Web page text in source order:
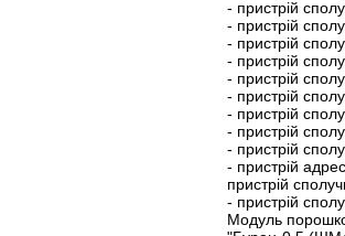
- пристрій
- пристрій
- пристрій
- пристрій
- пристрій
- пристрій
- пристрій
- пристрій
- пристрій
- пристрій
пристрій
- пристрій
Модуль